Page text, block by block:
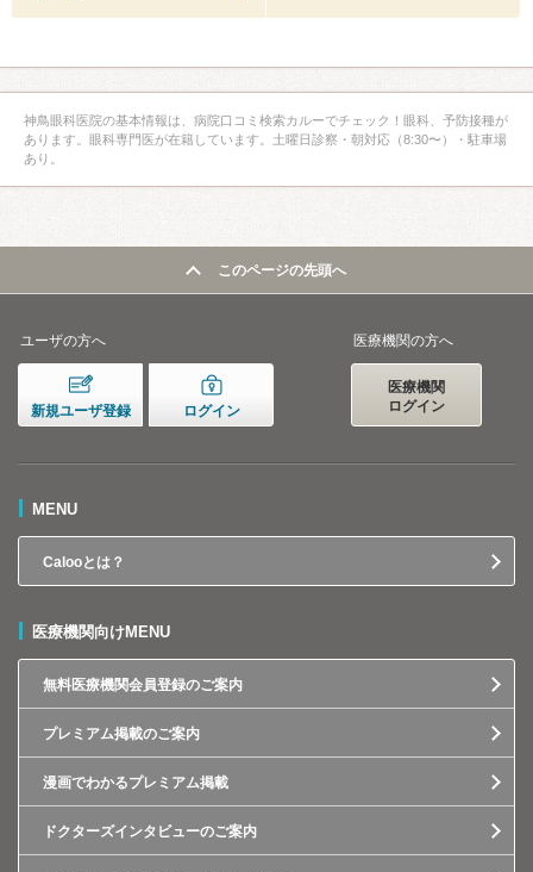
神鳥眼科医院の基本情報は、病院口コミ検索カルーでチェック！眼科、予防接種が
あります。眼科専門医が在籍しています。土曜日診察・朝対応（8:30〜）・駐車場
あり。
このページの先頭へ
ユーザの方へ
新規ユーザ登録 ログイン
医療機関の方へ
医療機関
ログイン
MENU
Calooとは？
医療機関向けMENU
無料医療機関会員登録のご案内
プレミアム掲載のご案内
漫画でわかるプレミアム掲載
ドクターズインタビューのご案内